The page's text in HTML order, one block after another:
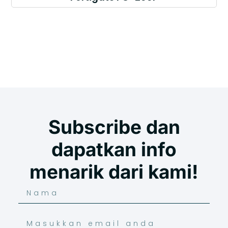
Subscribe dan
dapatkan info
menarik dari kami!